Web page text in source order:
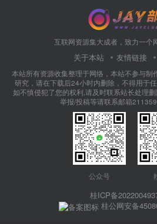
互联网资源集大成者，致力一个
关于本站 友情链接
本站所有资源收集整理于网络，本站不参与制
研究，请在下载后24小时内删除，不得用于
如不慎侵犯了您的权利,请及时联系站长处理
举报/投稿等请联系邮箱
公众号
桂ICP备
桂公网安备